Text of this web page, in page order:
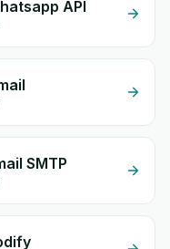
API
SMTP